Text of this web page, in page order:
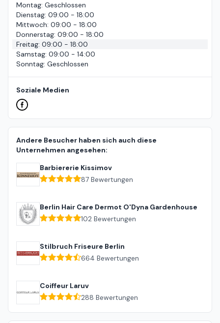
Montag: Geschlossen
Dienstag: 09:00 - 18:00
Mittwoch: 09:00 - 18:00
Donnerstag: 09:00 - 18:00
Freitag: 09:00 - 18:00
Samstag: 09:00 - 14:00
Sonntag: Geschlossen
Soziale Medien
Andere Besucher haben sich auch diese
Unternehmen angesehen:
Barbiererie Kissimov
87 Bewertungen
Berlin Hair Care Dermot O'Dyna Gardenhouse
102 Bewertungen
Stilbruch Friseure Berlin
664 Bewertungen
Coiffeur Laruv
288 Bewertungen